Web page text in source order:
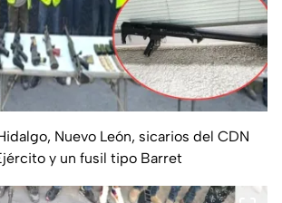
Nuevo León, sicarios del CDN
y un fusil tipo Barret